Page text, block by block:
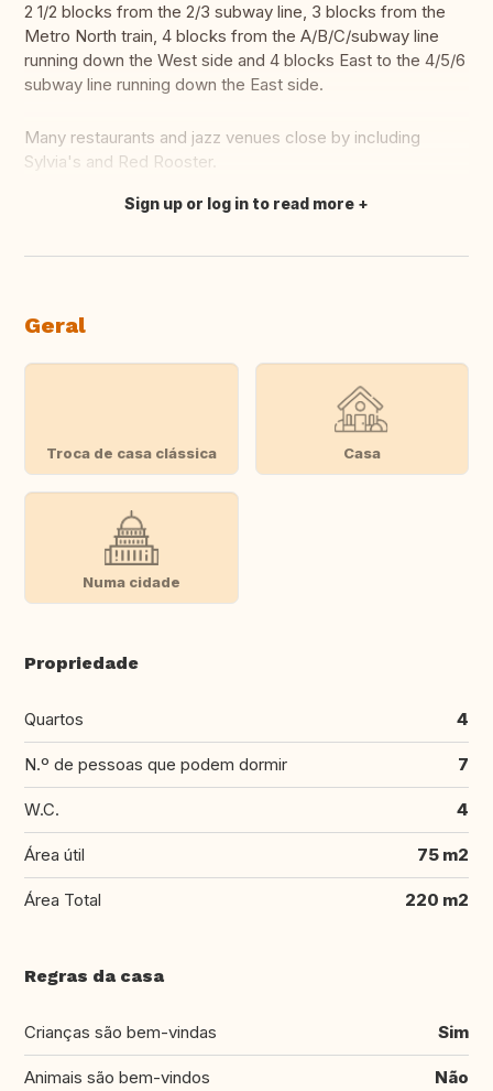
2 1/2 blocks from the 2/3 subway line, 3 blocks from the
Metro North train, 4 blocks from the A/B/C/subway line
running down the West side and 4 blocks East to the 4/5/6
subway line running down the East side.
Many restaurants and jazz venues close by including
Sylvia's and Red Rooster.
Fazer tradução
Sign up or log in to read more
Geral
Troca de casa clássica Casa
Numa cidade
Propriedade
Quartos 4
N.º de pessoas que podem dormir 7
W.C. 4
Área útil 75 m2
Área Total 220 m2
Regras da casa
Crianças são bem-vindas Sim
Animais são bem-vindos Não